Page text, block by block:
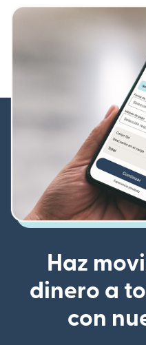
Haz
dinero a
con